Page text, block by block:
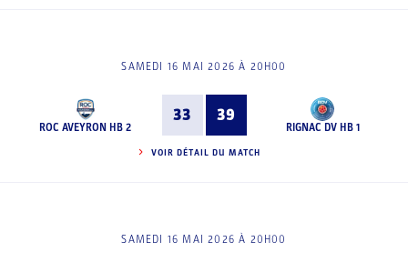
SAMEDI 16 MAI 2026 À 20H00
ROC AVEYRON HB 2
33 39
RIGNAC DV HB 1
VOIR DÉTAIL DU MATCH
SAMEDI 16 MAI 2026 À 20H00